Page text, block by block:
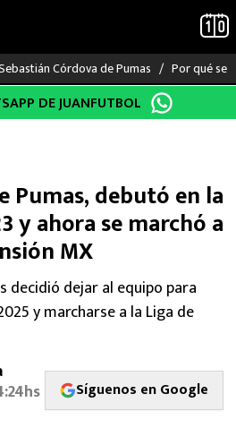
Córdova de Pumas Por qué se
DE JUANFUTBOL
Pumas, debutó en la
y ahora se marchó a
MX
decidió dejar al equipo para
y marcharse a la Liga de
Síguenos en Google